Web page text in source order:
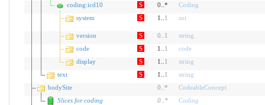
coding:icd10
S 0..*
Coding
system
S 1.. 1 uri
version S 0 1
string
code
S 1.. 1
code
display
S 1.. 1
string
text
S 1.. 1
string
bodySite
0 *
CodeableConcept
Slices for coding
0.. * Coding